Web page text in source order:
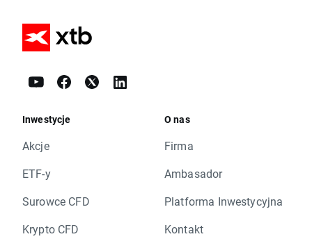
Inwestycje
Akcje
ETF-y
Surowce CFD
Krypto CFD
O nas
Firma
Ambasador
Platforma Inwestycyjna
Kontakt